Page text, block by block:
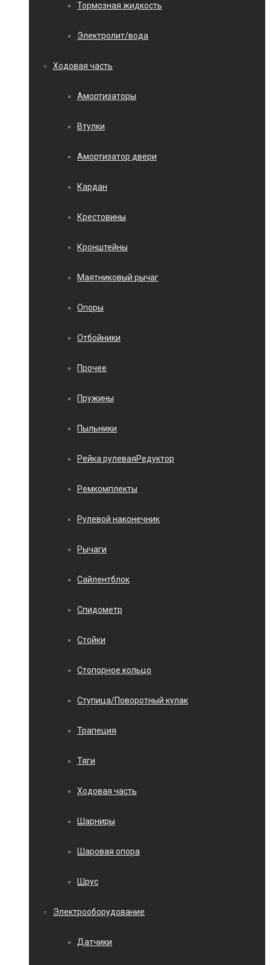
Тормозная жидкость
Электролит/вода
Ходовая часть
Амортизаторы
Втулки
Амортизатор двери
Кардан
Крестовины
Кронштейны
Маятниковый рычаг
Опоры
Отбойники
Прочее
Пружины
Пыльники
Рейка рулеваяРедуктор
Ремкомплекты
Рулевой наконечник
Рычаги
Сайлентблок
Спидометр
Стойки
Стопорное кольцо
Ступица/Поворотный кулак
Трапеция
Тяги
Ходовая часть
Шарниры
Шаровая опора
Шрус
Электрооборудование
Датчики